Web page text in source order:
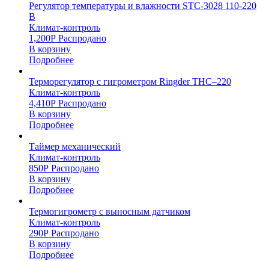
Регулятор температуры и влажности STC-3028 110-220
В
Климат-контроль
1,200Р Распродано
В корзину
Подробнее
Терморегулятор с гигрометром Ringder THC–220
Климат-контроль
4,410Р Распродано
В корзину
Подробнее
Таймер механический
Климат-контроль
850Р Распродано
В корзину
Подробнее
Термогигрометр с выносным датчиком
Климат-контроль
290Р Распродано
В корзину
Подробнее